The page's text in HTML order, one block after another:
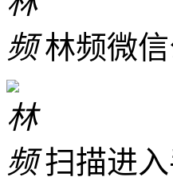
林频微
扫描进入